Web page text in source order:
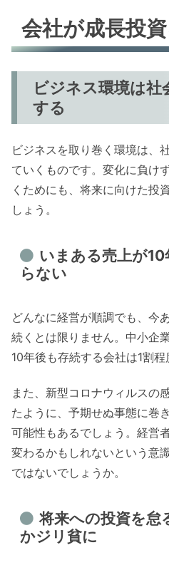
会社が成長投
ビジネス環境は
する
ビジネスを取り巻く環境は、
ていくものです。変化に負け
くためにも、将来に向けた投
しょう。
いまある売上が
らない
どんなに経営が順調でも、今
続くとは限りません。中小企
10年後も存続する会社は1割程
また、新型コロナウィルスの
たように、予期せぬ事態に巻
可能性もあるでしょう。経営
変わるかもしれないという意
ではないでしょうか。
将来への投資を怠
かジリ貧に